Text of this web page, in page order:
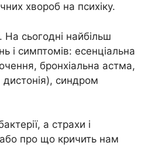
хвороб на психіку.
сьогодні найбільш
і симптомів: есенціальна
бронхіальна астма,
дистонія), синдром
а страхи і
або про що кричить нам